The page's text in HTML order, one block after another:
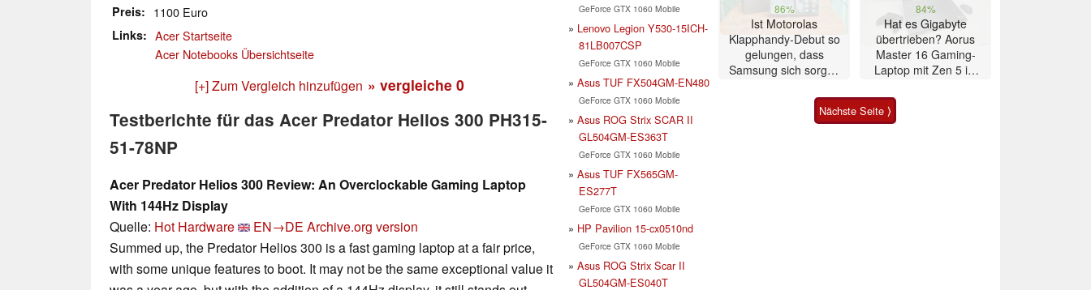
Preis 1100 Euro
Links
Acer Startseite
Acer Notebooks Übersichtseite
[+] Zum Vergleich hinzufügen » vergleiche 0
Testberichte für das Acer Predator Helios 300 PH315-
51-78NP
Acer Predator Helios 300 Review: An Overclockable Gaming Laptop
With 144Hz Display
Quelle: Hot Hardware EN→DE Archive.org version
Summed up, the Predator Helios 300 is a fast gaming laptop at a fair price,
with some unique features to boot. It may not be the same exceptional value it
GeForce GTX 1060 Mobile
Lenovo Legion Y530-15ICH-
81LB007CSP
GeForce GTX 1060 Mobile
Asus TUF FX504GM-EN480
GeForce GTX 1060 Mobile
Asus ROG Strix SCAR II
GL504GM-ES363T
GeForce GTX 1060 Mobile
Asus TUF FX565GM-
ES277T
GeForce GTX 1060 Mobile
HP Pavilion 15-cx0510nd
GeForce GTX 1060 Mobile
Asus ROG Strix Scar II
GL504GM-ES040T
86%
Ist Motorolas
Klapphandy-Debut so
gelungen, dass
Samsung sich sorgen
Smartphone im Test
84%
Hat es Gigabyte
übertrieben? Aorus
Master 16 Gaming-
Laptop mit Zen 5 im
Nächste Seite ⟩